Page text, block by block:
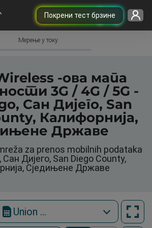
Покрени тест брзине
Мерење у току
-ова мапа
3G / 4G / 5G -
Сан Дијего, San
Калифорнија,
Државе
za prenos mobilnih podataka
Сан Дијего, San Diego County,
Сједињене Државе
Union Wireless